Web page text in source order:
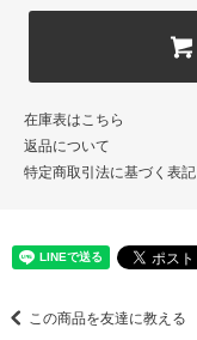
在庫表はこちら
返品について
特定商取引法に基づく表記
この商品を友達に教える